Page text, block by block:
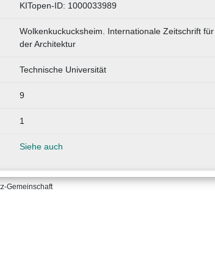
KITopen-ID: 1000033989
Wolkenkuckucksheim. Internationale Zeitschrift
der Architektur
Technische Universität
9
1
Siehe auch
Gemeinschaft